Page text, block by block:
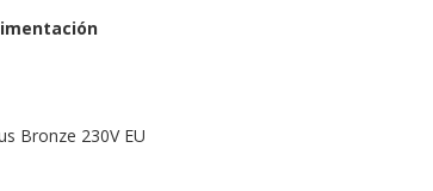
Bronze 230V EU